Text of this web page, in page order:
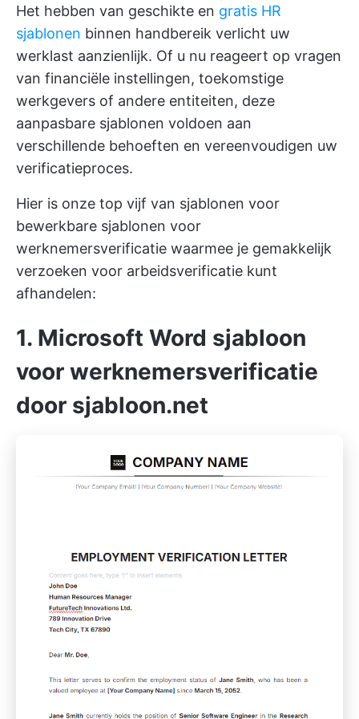
Het hebben van geschikte en gratis HR
sjablonen binnen handbereik verlicht uw
werklast aanzienlijk. Of u nu reageert op vragen
van financiële instellingen, toekomstige
werkgevers of andere entiteiten, deze
aanpasbare sjablonen voldoen aan
verschillende behoeften en vereenvoudigen uw
verificatieproces.
Hier is onze top vijf van sjablonen voor
bewerkbare sjablonen voor
werknemersverificatie waarmee je gemakkelijk
verzoeken voor arbeidsverificatie kunt
afhandelen:
1. Microsoft Word sjabloon
voor werknemersverificatie
door sjabloon.net